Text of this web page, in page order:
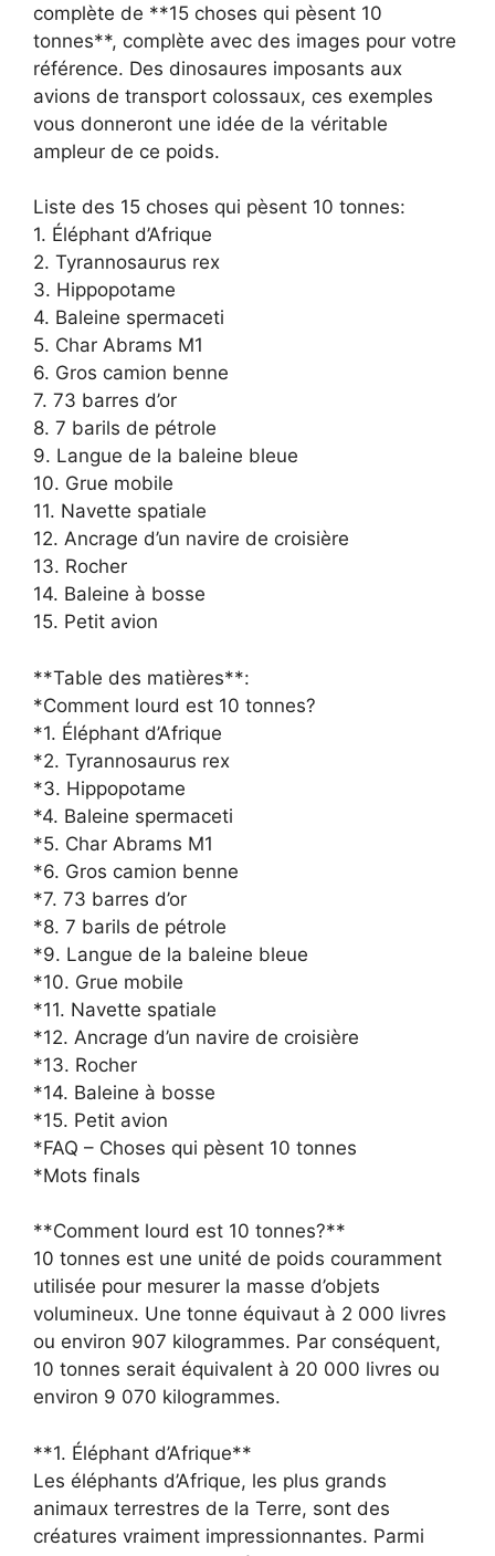
complète de **15 choses qui pèsent 10
tonnes**, complète avec des images pour votre
référence. Des dinosaures imposants aux
avions de transport colossaux, ces exemples
vous donneront une idée de la véritable
ampleur de ce poids.
Liste des 15 choses qui pèsent 10 tonnes:
1. Éléphant d’Afrique
2. Tyrannosaurus rex
3. Hippopotame
4. Baleine spermaceti
5. Char Abrams M1
6. Gros camion benne
7. 73 barres d’or
8. 7 barils de pétrole
9. Langue de la baleine bleue
10. Grue mobile
11. Navette spatiale
12. Ancrage d’un navire de croisière
13. Rocher
14. Baleine à bosse
15. Petit avion
**Table des matières**:
*Comment lourd est 10 tonnes?
*1. Éléphant d’Afrique
*2. Tyrannosaurus rex
*3. Hippopotame
*4. Baleine spermaceti
*5. Char Abrams M1
*6. Gros camion benne
*7. 73 barres d’or
*8. 7 barils de pétrole
*9. Langue de la baleine bleue
*10. Grue mobile
*11. Navette spatiale
*12. Ancrage d’un navire de croisière
*13. Rocher
*14. Baleine à bosse
*15. Petit avion
*FAQ – Choses qui pèsent 10 tonnes
*Mots finals
**Comment lourd est 10 tonnes?**
10 tonnes est une unité de poids couramment
utilisée pour mesurer la masse d’objets
volumineux. Une tonne équivaut à 2 000 livres
ou environ 907 kilogrammes. Par conséquent,
10 tonnes serait équivalent à 20 000 livres ou
environ 9 070 kilogrammes.
**1. Éléphant d’Afrique**
Les éléphants d’Afrique, les plus grands
animaux terrestres de la Terre, sont des
créatures vraiment impressionnantes. Parmi